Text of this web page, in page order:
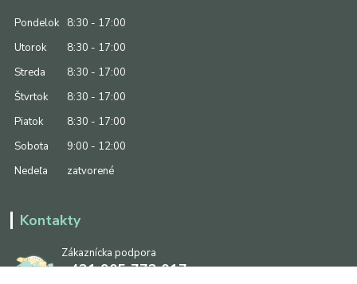
Pondelok
8:30 - 17:00
Utorok
8:30 - 17:00
Streda
8:30 - 17:00
Štvrtok
8:30 - 17:00
Piatok
8:30 - 17:00
Sobota
9:00 - 12:00
Nedeľa
zatvorené
Kontakty
Zákaznícka podpora
+421 905 773 017